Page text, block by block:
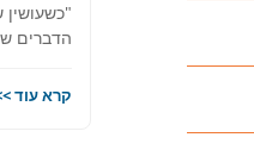
"כשעושין
הדברים
קרא עוד